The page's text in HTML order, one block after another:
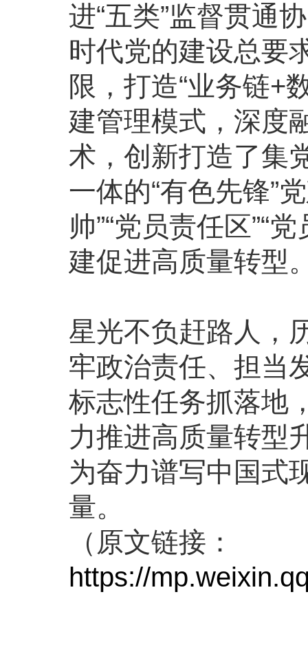
进“五类”监督贯通
时代党的建设总要
限，打造“业务链+
建管理模式，深度
术，创新打造了集
一体的“有色先锋”
帅”“党员责任区”“
建促进高质量转型
星光不负赶路人，
牢政治责任、担当
标志性任务抓落地
力推进高质量转型
为奋力谱写中国式
量。
（原文链接：
https://